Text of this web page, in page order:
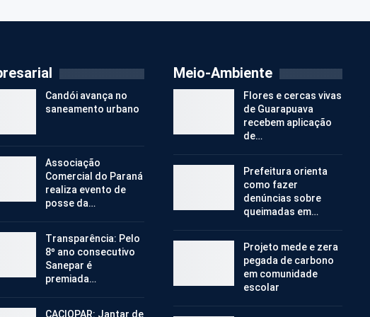
Candói avança no
saneamento urbano
Associação
Comercial do Paraná
realiza evento de
posse da…
Transparência: Pelo
8º ano consecutivo
Sanepar é
premiada…
CACIOPAR: Jantar de
Meio-Ambiente
Flores e cercas vivas
de Guarapuava
recebem aplicação
de…
Prefeitura orienta
como fazer
denúncias sobre
queimadas em…
Projeto mede e zera
pegada de carbono
em comunidade
escolar